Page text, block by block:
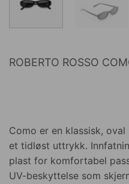
ROBERTO ROSSO
Como er en klassisk,
et tidløst uttrykk.
plast for komfortabel
UV-beskyttelse som